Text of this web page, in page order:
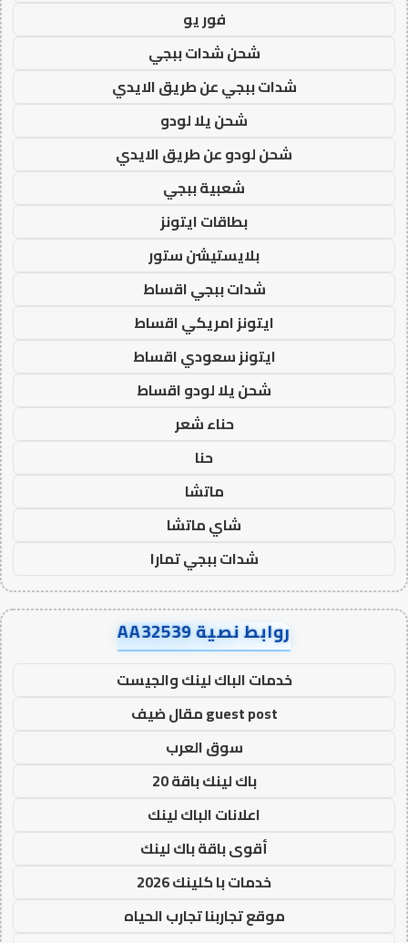
فور يو
شحن شدات ببجي
شدات ببجي عن طريق الايدي
شحن يلا لودو
شحن لودو عن طريق الايدي
شعبية ببجي
بطاقات ايتونز
بلايستيشن ستور
شدات ببجي اقساط
ايتونز امريكي اقساط
ايتونز سعودي اقساط
شحن يلا لودو اقساط
حناء شعر
حنا
ماتشا
شاي ماتشا
شدات ببجي تمارا
روابط نصية AA32539
خدمات الباك لينك والجيست
guest post مقال ضيف
سوق العرب
باك لينك باقة 20
اعلانات الباك لينك
أقوى باقة باك لينك
خدمات با كلينك 2026
موقع تجاربنا تجارب الحياه